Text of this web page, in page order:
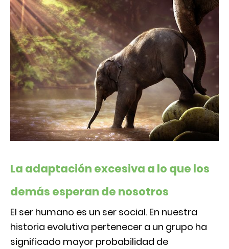
La adaptación excesiva a lo que los
demás esperan de nosotros
El ser humano es un ser social. En nuestra
historia evolutiva pertenecer a un grupo ha
significado mayor probabilidad de